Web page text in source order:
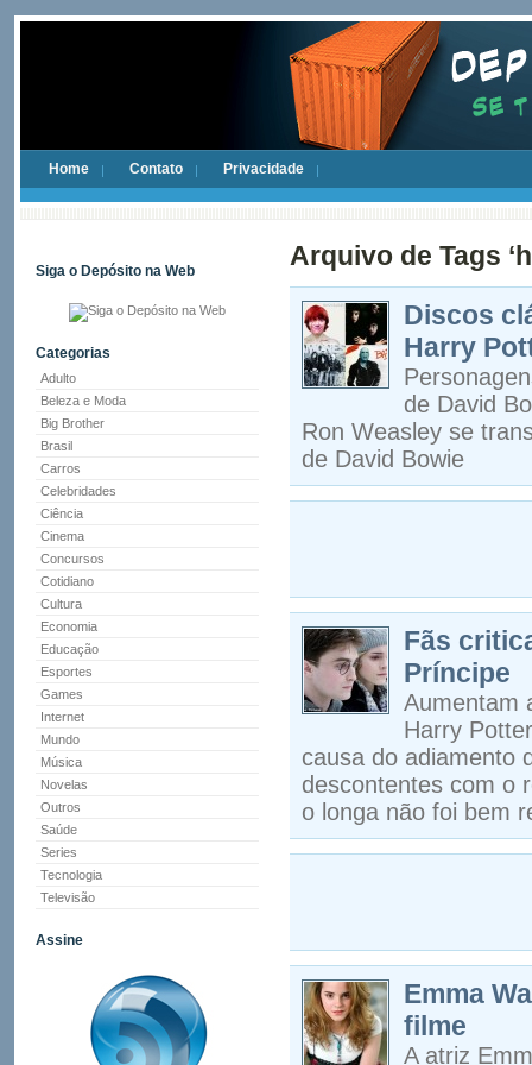
Home Contato Privacidade
Siga o Depósito na Web
Categorias
Adulto
Beleza e Moda
Big Brother
Brasil
Carros
Celebridades
Ciência
Cinema
Concursos
Cotidiano
Cultura
Economia
Educação
Esportes
Games
Internet
Mundo
Música
Novelas
Outros
Saúde
Series
Tecnologia
Televisão
Assine
Arquivo de Tags
Discos
Harry
de David
Ron Weasley se
de David Bowie
Fãs
Príncipe
Aumentam
Harry
causa do adiamento
descontentes com o
o longa não foi bem
Emma
filme
A atriz